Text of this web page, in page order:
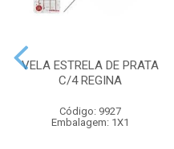
VELA ESTRELA DE PRATA
C/4 REGINA
Código: 9927
Embalagem: 1X1